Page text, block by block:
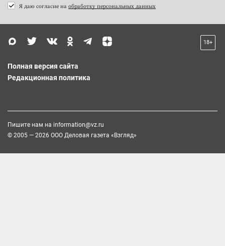
Я даю согласие на обработку персональных данных
18+
Полная версия сайта
Редакционная политика
Пишите нам на information@vz.ru
© 2005 — 2026 ООО Деловая газета «Взгляд»